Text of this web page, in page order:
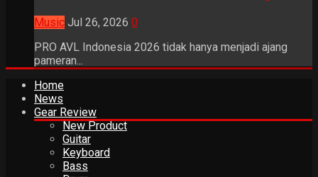
Music Jul 26, 2026 0
PRO AVL Indonesia 2026 tidak hanya menjadi ajang
pameran...
Home
News
Gear Review
New Product
Guitar
Keyboard
Bass